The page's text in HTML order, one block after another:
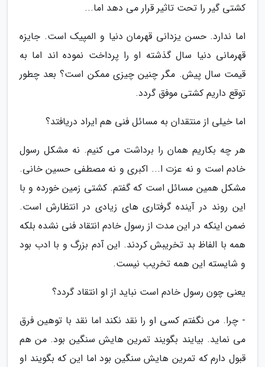
کشتی گیر را تحت تاثیر قرار می دهد اما...
اما ندارد. حسن یزدانی قهرمان دنیا و المپیک است. جایزه
قهرمانی دنیا سال گذشته او را پرداخت نموده اند اما به
قیمت سال پیش. مگر چنین چیزی ممکن است؟ بعد چطور
توقع داریم کشتی موفق گردد.
اما خیلی از منتقدان به مسائل فنی هم ایراد دریافتد؟
هر چه بکاریم همان را برداشت می کنیم. نه مشکل رسول
خادم است و نه عزت ا... اکبری و نه مصطفی حسین خانی.
مشکل همین مسائل است که گفتم. کشتی زمین خورده و با
این روند در آینده گرفتاری های زیادی در انتظارش است.
ضمن اینکه در این مدت از رسول خادم انتقاد فنی نشده بلکه
همه با الفاظ بد تخریبش کردند. این آدم بزرگ و با ادب بود
و شایسته این همه تخریب نیست.
یعنی چون رسول خادم است نباید از او انتقاد گردد؟
- چرا. من نگفتم کسی او را نقد نکند اما نقد با توهین فرق
می نماید. بیایند بگویند تمرین هایش سنگین بود. من هم
قبول دارم که تمرین هایش سنگین بود اما این که بگویند او